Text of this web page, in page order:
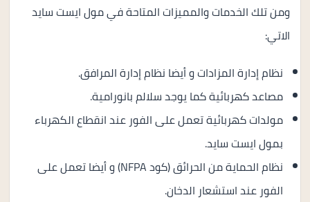
ومن تلك الخدمات والمميزات المتاحة في مول ايست سايد
الاتي:
نظام إدارة المزادات و أيضا نظام إدارة المرافق.
مصاعد كهربائية كما يوجد سلالم بانورامية.
مولدات كهربائية تعمل على الفور عند انقطاع الكهرباء
بمول ايست سايد.
نظام الحماية من الحرائق (كود NFPA) و أيضا تعمل على
الفور عند استشعار الدخان.